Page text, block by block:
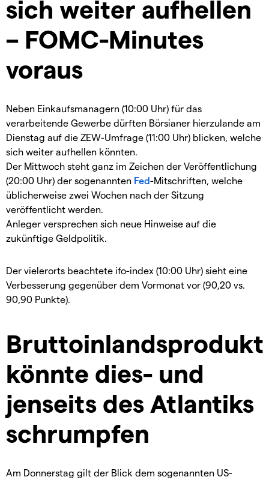
sich weiter aufhellen
– FOMC-Minutes
voraus
Neben Einkaufsmanagern (10:00 Uhr) für das
verarbeitende Gewerbe dürften Börsianer hierzulande am
Dienstag auf die ZEW-Umfrage (11:00 Uhr) blicken, welche
sich weiter aufhellen könnten.
Der Mittwoch steht ganz im Zeichen der Veröffentlichung
(20:00 Uhr) der sogenannten Fed-Mitschriften, welche
üblicherweise zwei Wochen nach der Sitzung
veröffentlicht werden.
Anleger versprechen sich neue Hinweise auf die
zukünftige Geldpolitik.
Der vielerorts beachtete ifo-index (10:00 Uhr) sieht eine
Verbesserung gegenüber dem Vormonat vor (90,20 vs.
90,90 Punkte).
Bruttoinlandsprodukt
könnte dies- und
jenseits des Atlantiks
schrumpfen
Am Donnerstag gilt der Blick dem sogenannten US-